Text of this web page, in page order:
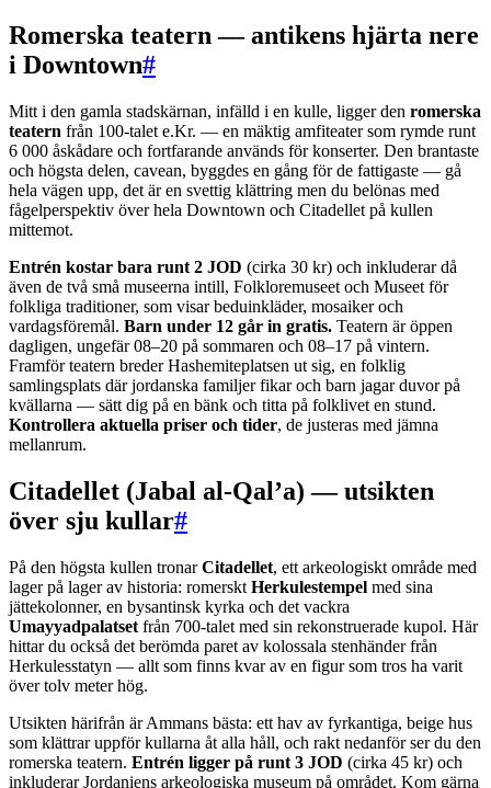
Romerska teatern — antikens hjärta nere
i Downtown#
Mitt i den gamla stadskärnan, infälld i en kulle, ligger den romerska
teatern från 100-talet e.Kr. — en mäktig amfiteater som rymde runt
6 000 åskådare och fortfarande används för konserter. Den brantaste
och högsta delen, cavean, byggdes en gång för de fattigaste — gå
hela vägen upp, det är en svettig klättring men du belönas med
fågelperspektiv över hela Downtown och Citadellet på kullen
mittemot.
Entrén kostar bara runt 2 JOD (cirka 30 kr) och inkluderar då
även de två små museerna intill, Folkloremuseet och Museet för
folkliga traditioner, som visar beduinkläder, mosaiker och
vardagsföremål. Barn under 12 går in gratis. Teatern är öppen
dagligen, ungefär 08–20 på sommaren och 08–17 på vintern.
Framför teatern breder Hashemiteplatsen ut sig, en folklig
samlingsplats där jordanska familjer fikar och barn jagar duvor på
kvällarna — sätt dig på en bänk och titta på folklivet en stund.
Kontrollera aktuella priser och tider, de justeras med jämna
mellanrum.
Citadellet (Jabal al-Qal’a) — utsikten
över sju kullar#
På den högsta kullen tronarCitadellet, ett arkeologiskt område med
lager på lager av historia: romerskt Herkulestempel med sina
jättekolonner, en bysantinsk kyrka och det vackra
Umayyadpalatset från 700-talet med sin rekonstruerade kupol. Här
hittar du också det berömda paret av kolossala stenhänder från
Herkulesstatyn — allt som finns kvar av en figur som tros ha varit
över tolv meter hög.
Utsikten härifrån är Ammans bästa: ett hav av fyrkantiga, beige hus
som klättrar uppför kullarna åt alla håll, och rakt nedanför ser du den
romerska teatern. Entrén ligger på runt 3 JOD (cirka 45 kr) och
inkluderar Jordaniens arkeologiska museum på området. Kom gärna